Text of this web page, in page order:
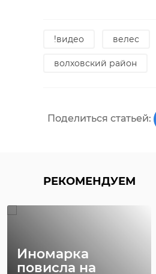
!видео велес
волховский район
Поделиться статьей:
РЕКОМЕНДУЕМ
Иномарка
повисла на